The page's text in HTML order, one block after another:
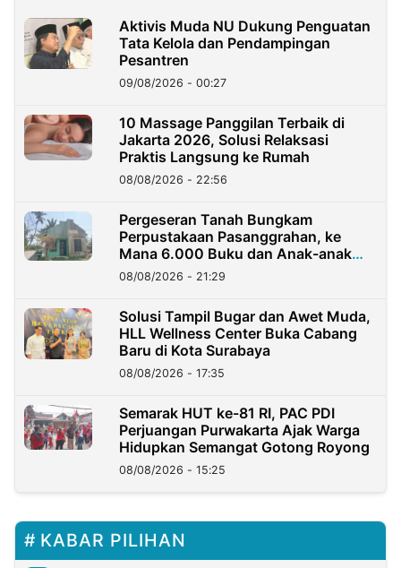
Aktivis Muda NU Dukung Penguatan
Tata Kelola dan Pendampingan
Pesantren
09/08/2026 - 00:27
10 Massage Panggilan Terbaik di
Jakarta 2026, Solusi Relaksasi
Praktis Langsung ke Rumah
08/08/2026 - 22:56
Pergeseran Tanah Bungkam
Perpustakaan Pasanggrahan, ke
Mana 6.000 Buku dan Anak-anak
Kini?
08/08/2026 - 21:29
Solusi Tampil Bugar dan Awet Muda,
HLL Wellness Center Buka Cabang
Baru di Kota Surabaya
08/08/2026 - 17:35
Semarak HUT ke-81 RI, PAC PDI
Perjuangan Purwakarta Ajak Warga
Hidupkan Semangat Gotong Royong
08/08/2026 - 15:25
KABAR PILIHAN